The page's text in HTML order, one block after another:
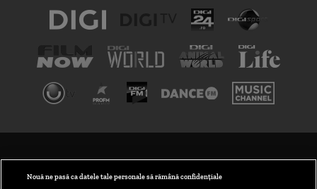
Nouă ne pasă ca datele tale personale să rămână confidențiale